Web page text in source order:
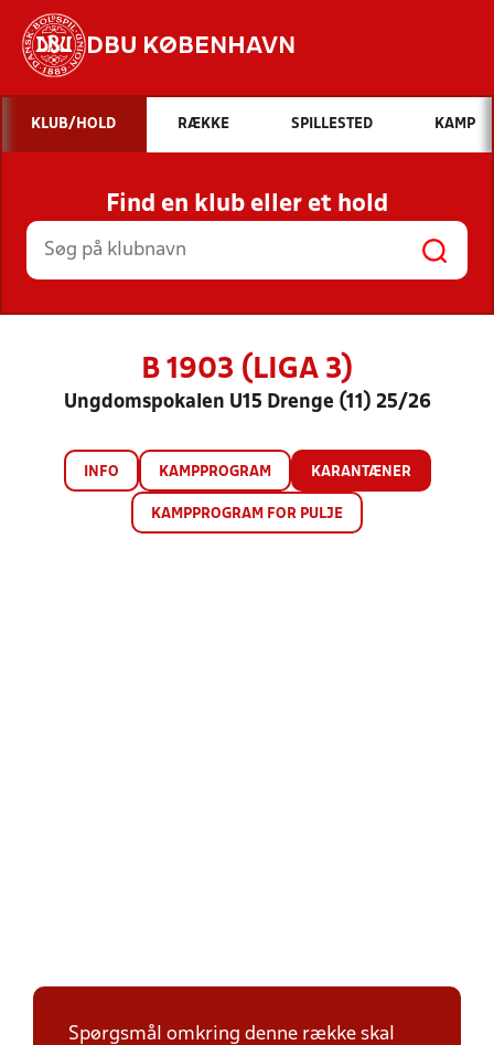
DBU KØBENHAVN
Hvad vil du søge efter?
INDHOLD OG NYHEDER
STILLINGER, RESULTATER, KLUBBER OG
HOLD
KLUB/HOLD RÆKKE SPILLESTED KAMP
Find en klub eller et hold
B 1903 (LIGA 3)
Ungdomspokalen U15 Drenge (11) 25/26
INFO KAMPPROGRAM KARANTÆNER
KAMPPROGRAM FOR PULJE
Spørgsmål omkring denne række skal